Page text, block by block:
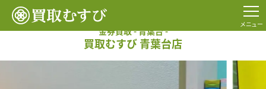
メニュー
TOP 金券買取
金券買取 - 青葉台 -
買取むすび 青葉台店